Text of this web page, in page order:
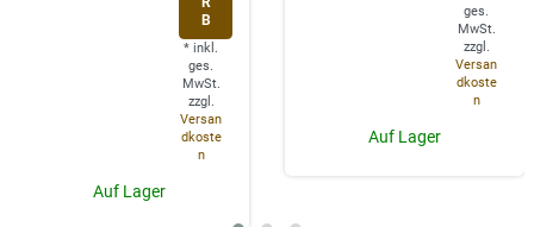
B
* inkl.
ges.
MwSt.
zzgl.
Versan
dkoste
n
Auf Lager
ges.
MwSt.
zzgl.
Versan
dkoste
n
Auf Lager